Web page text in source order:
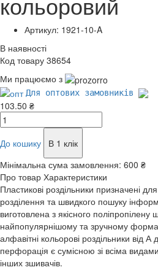
Артикул: 1921-10-A
В наявності
Код товару 38654
Ми працюємо з
Для оптових замовників
103.50 ₴
До кошику
В 1 клік
Мінімальна сума замовлення: 600 ₴
Про товар Характеристики
Пластикові роздільники призначені
розділення та швидкого пошуку
виготовлена з якісного
найпопулярнішому та зручному
алфавітні кольорові роздільники від
перфорація є сумісною зі всіма
інших зшивачів.